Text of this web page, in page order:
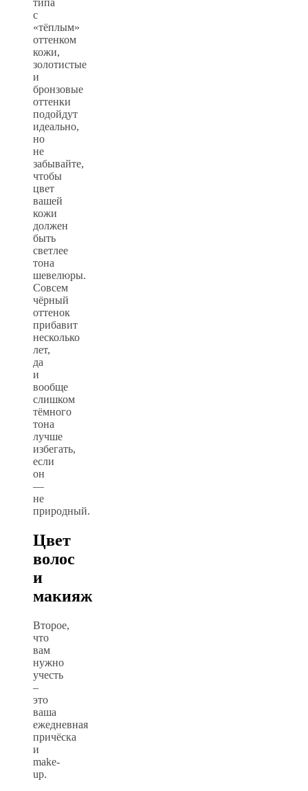
типа
с
«тёплым»
оттенком
кожи,
золотистые
и
бронзовые
оттенки
подойдут
идеально,
но
не
забывайте,
чтобы
цвет
вашей
кожи
должен
быть
светлее
тона
шевелюры.
Совсем
чёрный
оттенок
прибавит
несколько
лет,
да
и
вообще
слишком
тёмного
тона
лучше
избегать,
если
он
—
не
природный.
Цвет
волос
и
макияж
Второе,
что
вам
нужно
учесть
–
это
ваша
ежедневная
причёска
и
make-
up.